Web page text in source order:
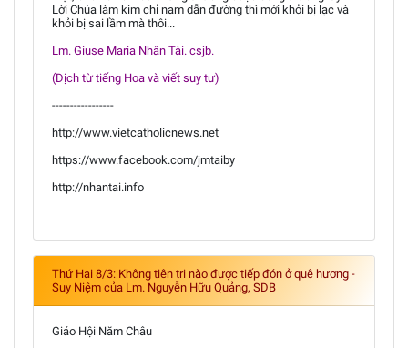
Lời Chúa làm kim chỉ nam dẫn đường thì mới khỏi bị lạc và
khỏi bị sai lầm mà thôi...
Lm. Giuse Maria Nhân Tài. csjb.
(Dịch từ tiếng Hoa và viết suy tư)
-----------------
http://www.vietcatholicnews.net
https://www.facebook.com/jmtaiby
http://nhantai.info
Thứ Hai 8/3: Không tiên tri nào được tiếp đón ở quê hương -
Suy Niệm của Lm. Nguyễn Hữu Quảng, SDB
Giáo Hội Năm Châu